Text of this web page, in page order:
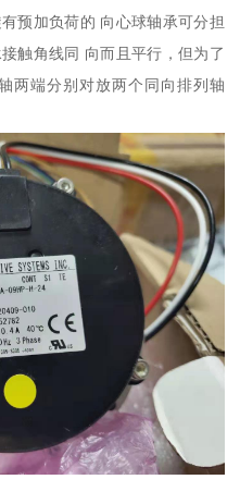
预加负荷的 向心球轴承可分担
触角线同 向而且平行，但为了
两端分别对放两个同向排列轴